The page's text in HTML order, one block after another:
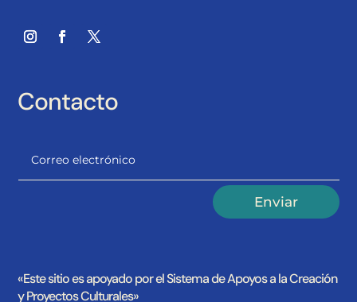
Contacto
Enviar
«Este sitio es apoyado por el Sistema de Apoyos a la Creación
y Proyectos Culturales»